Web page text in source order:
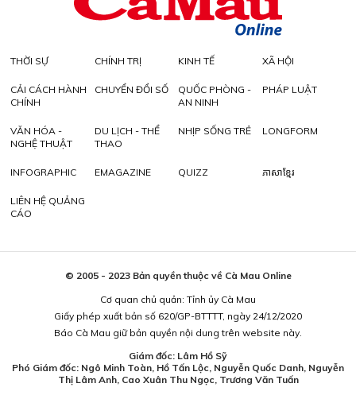
THỜI SỰ CHÍNH TRỊ KINH TẾ XÃ HỘI
CẢI CÁCH HÀNH
CHÍNH
CHUYỂN ĐỔI SỐ
QUỐC PHÒNG -
AN NINH
PHÁP LUẬT
VĂN HÓA -
NGHỆ THUẬT
DU LỊCH - THỂ
THAO
NHỊP SỐNG TRẺ LONGFORM
INFOGRAPHIC EMAGAZINE QUIZZ ភាសាខ្មែរ
LIÊN HỆ QUẢNG
CÁO
© 2005 - 2023 Bản quyền thuộc về Cà Mau Online
Cơ quan chủ quản: Tỉnh ủy Cà Mau
Giấy phép xuất bản số 620/GP-BTTTT, ngày 24/12/2020
Báo Cà Mau giữ bản quyền nội dung trên website này.
Giám đốc: Lâm Hồ Sỹ
Phó Giám đốc: Ngô Minh Toàn, Hồ Tấn Lộc, Nguyễn Quốc Danh, Nguyễn
Thị Lâm Anh, Cao Xuân Thu Ngọc, Trương Văn Tuấn